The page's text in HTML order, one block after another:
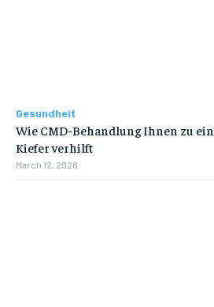
Gesundheit
Wie CMD-Behandlung Ihnen zu
Kiefer verhilft
March 12, 2026